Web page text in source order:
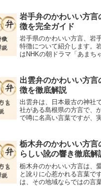
の「いる」に相当し、日常
使われる一方、「おらん」
岩手弁のかわいい方言
徴を完全ガイド
岩手県のかわいい方言、岩
特徴について紹介します。
はNHKの朝ドラマ「あまち
方があります。感謝や愛情
手弁での告白に使える表現...
出雲弁のかわいい方言
徴を徹底解説
出雲弁は、日本最古の神社
社がある島根県の方言で、
で噂に名高い言葉ですが、
多く、話す人口が減ってし
出雲弁は「ズーズー弁」と
栃木弁のかわいい方言
らしい訛の響き徹底解
栃木弁のかわいい方言は、
と訛りに心惹かれる言葉で
は、その地域ならではの言